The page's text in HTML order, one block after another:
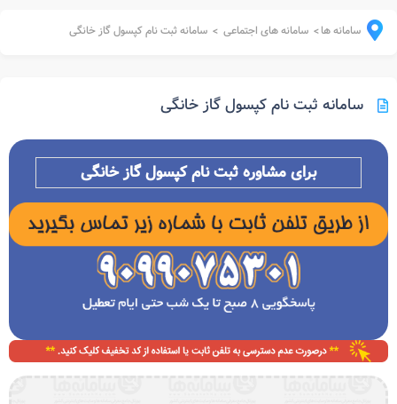
سامانه ها> سامانه های اجتماعی > سامانه ثبت نام کپسول گاز خانگی
سامانه ثبت نام کپسول گاز خانگی
برای مشاوره ثبت نام کپسول گاز خانگی